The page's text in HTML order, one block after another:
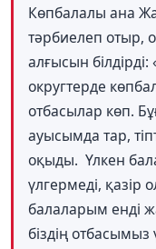
Көпбалалы ана
тәрбиелеп отыр,
алғысын білдірді:
округтерде
отбасылар көп.
ауысымда тар,
оқыды. Үлкен
үлгермеді, қазір
балаларым енді
біздің